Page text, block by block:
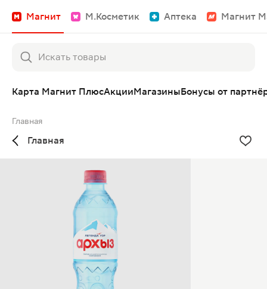
Магнит М.Косметик Аптека Магнит
Карта Магнит ПлюсАкцииМагазиныБонусы от
Главная
Главная